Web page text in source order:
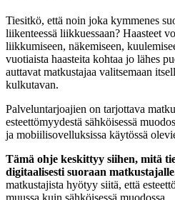
Tiesitkö, että noin joka kymmenes
liikenteessä liikkuessaan? Haasteet
liikkumiseen, näkemiseen,
vuotiaista haasteita kohtaa jo lähes
auttavat matkustajaa valitsemaan
kulkutavan.
Palveluntarjoajien on tarjottava
esteettömyydestä sähköisessä
ja mobiilisovelluksissa käytössä
Tämä ohje keskittyy siihen, mitä
digitaalisesti suoraan
matkustajista hyötyy siitä, että
muussa kuin sähköisessä muodossa.